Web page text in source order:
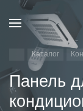
Каталог
Панель